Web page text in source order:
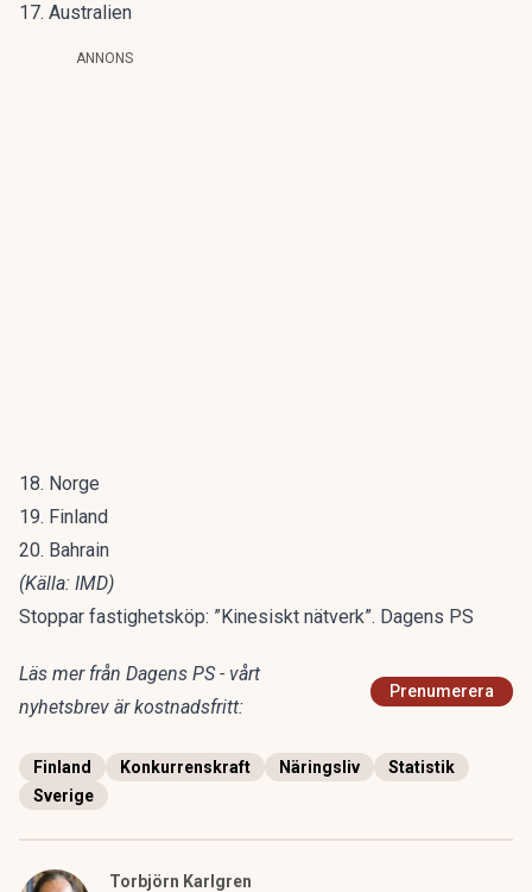
17. Australien
ANNONS
18. Norge
19. Finland
20. Bahrain
(Källa: IMD)
Stoppar fastighetsköp: ”Kinesiskt nätverk”. Dagens PS
Läs mer från Dagens PS - vårt
nyhetsbrev är kostnadsfritt:
Prenumerera
Finland Konkurrenskraft Näringsliv
Statistik
Sverige
Torbjörn Karlgren